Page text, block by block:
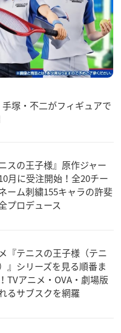
塚・不二がフィギュアで
ニスの王子様』原作ジャー
月に受注開始！全20チー
ーム刺繍155キャラの許斐
プロデュース
『テニスの王子様（テニ
』シリーズを見る順番ま
TVアニメ・OVA・劇場版
るサブスクを網羅